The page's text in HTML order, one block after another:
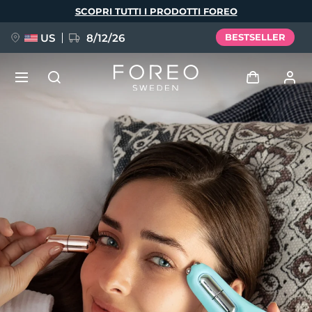
SCOPRI TUTTI I PRODOTTI FOREO
US 8/12/26 BESTSELLER
Accedi
Profilo utente
I miei dispositivi
I miei ordini
I miei indirizzi
I miei abbonamenti
FAQ™ Pure Beauty-Tech Elixir
BREAKING NEWS
issa™ Teeth Whitening Set
Deutsch
Español
Italiano
Português
Polski
Svenska
Русский
Türkçe
简体中文 繁體中文